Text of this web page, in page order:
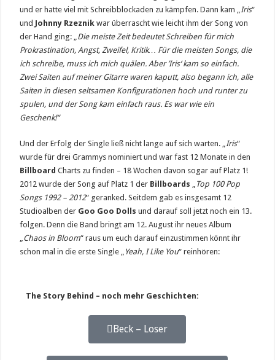
und er hatte viel mit Schreibblockaden zu kämpfen. Dann kam „Iris“
und Johnny Rzeznik war überrascht wie leicht ihm der Song von
der Hand ging: „Die meiste Zeit bedeutet Schreiben für mich
Prokrastination, Angst, Zweifel, Kritik… Für die meisten Songs, die
ich schreibe, muss ich mich quälen. Aber ’Iris‘ kam so einfach.
Zwei Saiten auf meiner Gitarre waren kaputt, also begann ich, alle
Saiten in diesen seltsamen Konfigurationen hoch und runter zu
spulen, und der Song kam einfach raus. Es war wie ein
Geschenk!“
Und der Erfolg der Single ließ nicht lange auf sich warten. „Iris“
wurde für drei Grammys nominiert und war fast 12 Monate in den
Billboard Charts zu finden – 18 Wochen davon sogar auf Platz 1!
2012 wurde der Song auf Platz 1 der Billboards „ Top 100 Pop
Songs 1992 – 2012“ geranked. Seitdem gab es insgesamt 12
Studioalben der Goo Goo Dollsund darauf soll jetzt noch ein 13.
folgen. Denn die Band bringt am 12. August ihr neues Album
„Chaos in Bloom“ raus um euch darauf einzustimmen könnt ihr
schon mal in die erste Single „ Yeah, I Like You“ reinhören:
The Story Behind – noch mehr Geschichten:
Beck – Loser